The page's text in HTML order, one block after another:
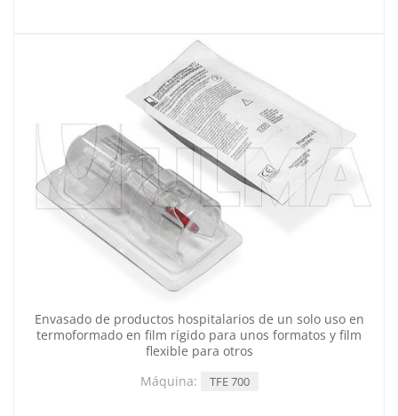
Envasado de productos hospitalarios de un solo uso en
termoformado en film rígido para unos formatos y film
flexible para otros
Máquina:
TFE 700